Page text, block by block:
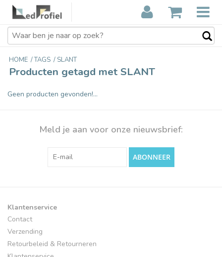
HOME /TAGS / SLANT
Producten getagd met SLANT
Geen producten gevonden!...
Meld je aan voor onze nieuwsbrief:
ABONNEER
Klantenservice
Contact
Verzending
Retourbeleid & Retourneren